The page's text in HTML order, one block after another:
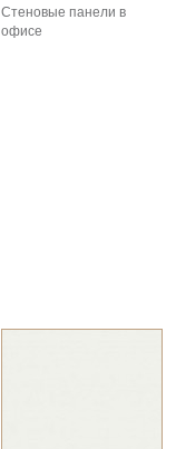
Стеновые панели в
офисе